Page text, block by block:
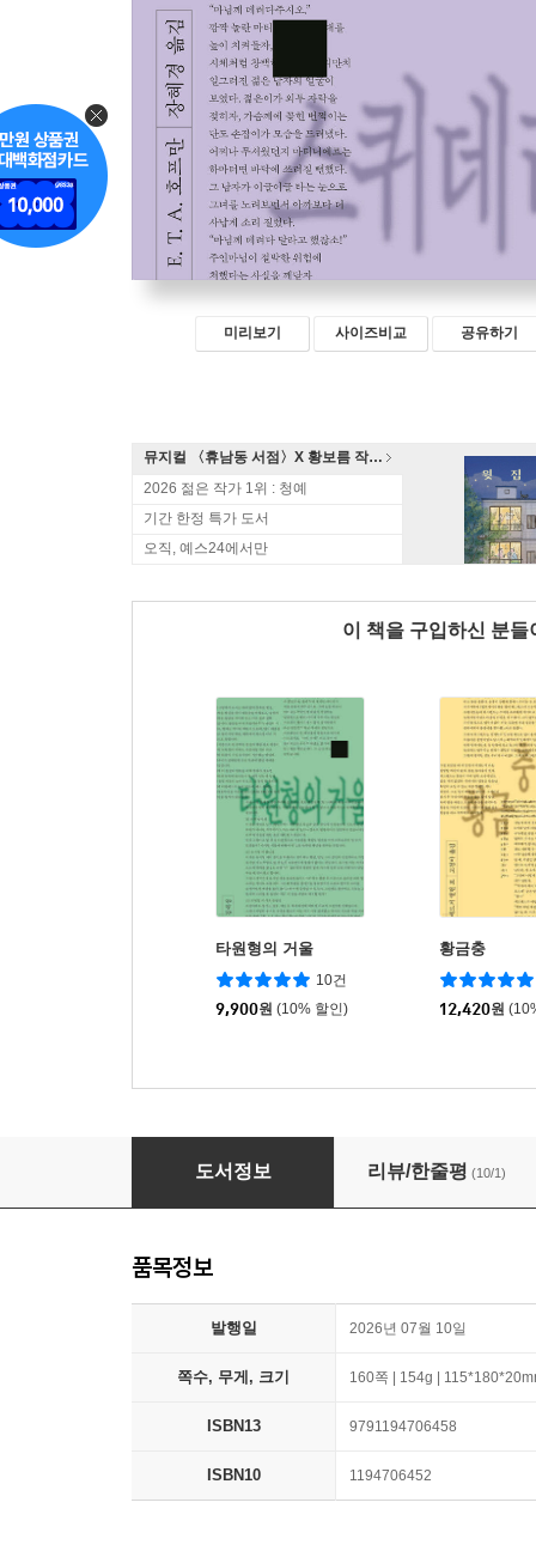
미리보기 사이즈비교 공유하기
뮤지컬 〈휴남동 서점〉X 황보름 작가 북토크
2026 젊은 작가 1위 : 청예
기간 한정 특가 도서
오직, 예스24에서만
이 책을 구입하신 분
타원형의 거울
10건
9,900원 (10% 할인)
황금충
12,420원
마담 스퀴데리
도서정보 리뷰/한줄평 (10/1)
품목정보
발행일 2026년 07월 10일
쪽수, 무게, 크기 160쪽 | 154g |
ISBN13 9791194706458
ISBN10 1194706452